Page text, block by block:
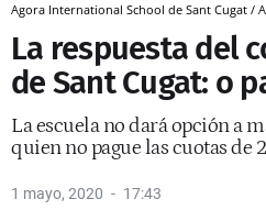
Agora International School de Sant Cugat /
La respuesta del
de Sant Cugat: o
La escuela no dará opción a
quien no pague las cuotas de
1 mayo, 2020 17:43